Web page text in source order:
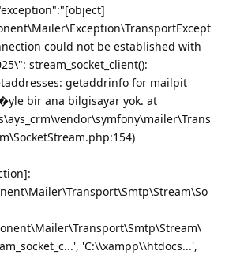
could not be established with
stream_socket_client():
getaddrinfo for mailpit
bir ana bilgisayar yok. at
'C:\\xampp\\htdocs...',